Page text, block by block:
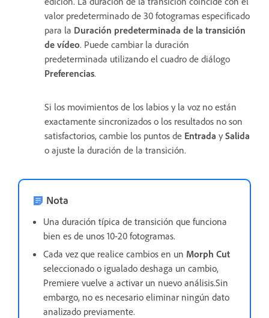
valor predeterminado de 30 fotogramas especificado
para la Duración predeterminada de la transición
de vídeo. Puede cambiar la duración
predeterminada utilizando el cuadro de diálogo
Preferencias.
Si los movimientos de los labios y la voz no están
exactamente sincronizados o los resultados no son
satisfactorios, cambie los puntos de Entrada y Salida
o ajuste la duración de la transición.
Nota
Una duración típica de transición que funciona
bien es de unos 10-20 fotogramas.
Cada vez que realice cambios en un Morph Cut
seleccionado o igualado deshaga un cambio,
Premiere vuelve a activar un nuevo análisis.Sin
embargo, no es necesario eliminar ningún dato
analizado previamente.